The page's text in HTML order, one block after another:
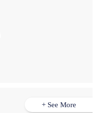
+ See More